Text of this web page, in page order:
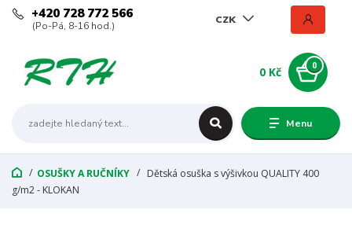
Menu
CZK
+420 728 772 566
(Po-Pá, 8-16 hod.)
0
0 Kč
OSUŠKY A RUČNÍKY
Dětská osuška s výšivkou QUALITY 400
g/m2 - KLOKAN